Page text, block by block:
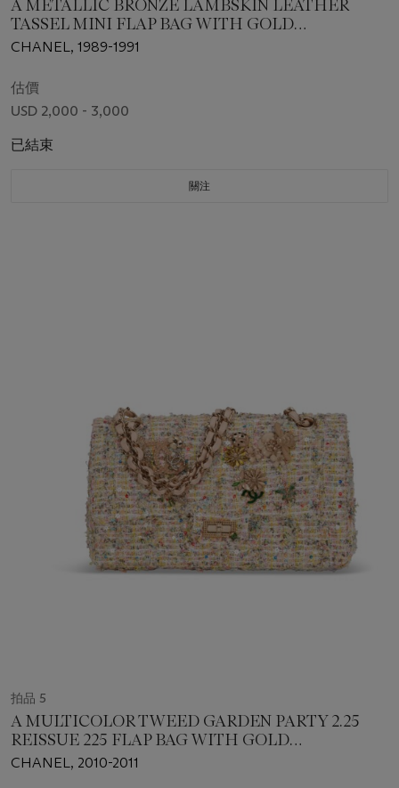
A METALLIC BRONZE LAMBSKIN LEATHER
TASSEL MINI FLAP BAG WITH GOLD
HARDWARE
CHANEL, 1989-1991
估價
USD 2,000 - 3,000
已結束
關注
拍品 5
A MULTICOLOR TWEED GARDEN PARTY 2.25
REISSUE 225 FLAP BAG WITH GOLD
HARDWARE
CHANEL, 2010-2011